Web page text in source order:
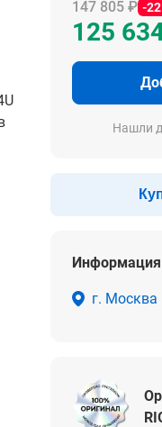
147 805 ₽ -
125
Нашли
Информация
г. Москва